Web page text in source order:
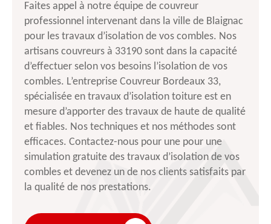
Faites appel à notre équipe de couvreur
professionnel intervenant dans la ville de Blaignac
pour les travaux d’isolation de vos combles. Nos
artisans couvreurs à 33190 sont dans la capacité
d’effectuer selon vos besoins l’isolation de vos
combles. L’entreprise Couvreur Bordeaux 33,
spécialisée en travaux d’isolation toiture est en
mesure d’apporter des travaux de haute de qualité
et fiables. Nos techniques et nos méthodes sont
efficaces. Contactez-nous pour une pour une
simulation gratuite des travaux d’isolation de vos
combles et devenez un de nos clients satisfaits par
la qualité de nos prestations.